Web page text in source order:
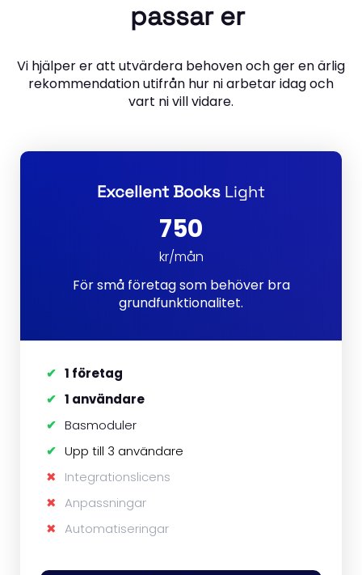
passar er
Vi hjälper er att utvärdera behoven och ger en ärlig
rekommendation utifrån hur ni arbetar idag och
vart ni vill vidare.
Excellent Books Light
750
kr/mån
För små företag som behöver bra
grundfunktionalitet.
1 företag
1 användare
Basmoduler
Upp till 3 användare
Integrationslicens
Anpassningar
Automatiseringar